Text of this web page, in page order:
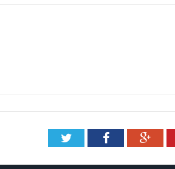
TwitterFacebook